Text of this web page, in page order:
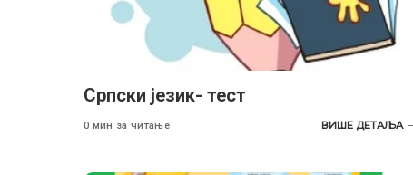
Српски језик- тест
0 мин за читање ВИШЕ ДЕТАЉА